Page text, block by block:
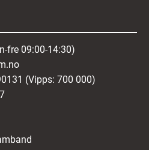
fre 09:00-14:30)
(Vipps: 700 000)